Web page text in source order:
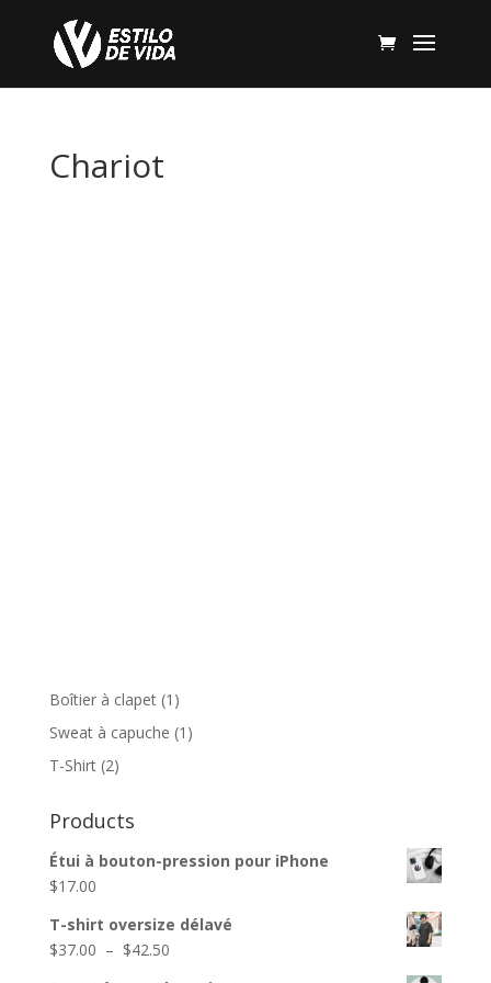
Chariot
Boîtier à clapet 1 1
produit
Sweat à capuche 1 1
T-Shirt 22
Products
Étui à bouton-pression pour iPhone
$17.00
T-shirt oversize délavé
$37.00 – $42.50Plage